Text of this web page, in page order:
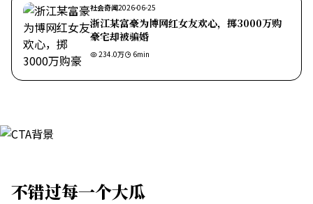
社会奇闻2026-06-25
浙江某富豪为博网红女友欢心，掷3000万购
豪宅却被骗婚
234.0万 6min
不错过每一个大瓜